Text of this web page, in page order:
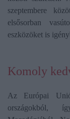
szeptembere
elsősorban
eszközöket is
Komoly
Az Európai
országokból,